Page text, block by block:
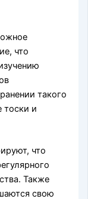
что
такого
тоски и
что
Также
свою